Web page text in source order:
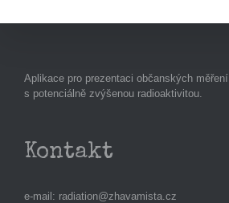
Aplikace pro prezentaci občanských měření
s potenciálně zvýšenou radioaktivitou.
Kontakt
e-mail: radiation@zhavamista.cz